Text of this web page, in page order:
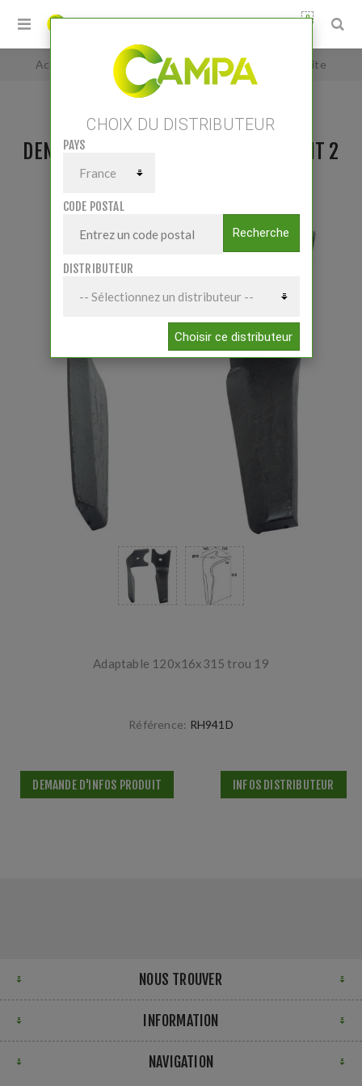
0
Accueil Dent herse Kuhn K2500090 fast-fit 2 Droite
DENT HERSE KUHN K2500090 FAST-FIT 2
Adaptable 120x16x315 trou 19
Référence: RH941D
DEMANDE D'INFOS PRODUIT INFOS DISTRIBUTEUR
NOUS TROUVER
INFORMATION
NAVIGATION
CHOIX DU DISTRIBUTEUR
PAYS
CODE POSTAL
Recherche
DISTRIBUTEUR
Choisir ce distributeur